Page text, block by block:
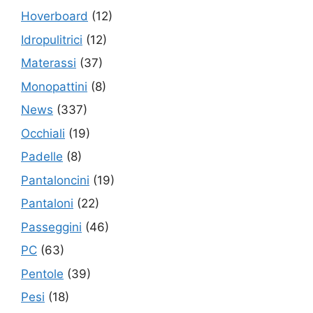
Hoverboard (12)
Idropulitrici (12)
Materassi (37)
Monopattini (8)
News (337)
Occhiali (19)
Padelle (8)
Pantaloncini (19)
Pantaloni (22)
Passeggini (46)
PC (63)
Pentole (39)
Pesi (18)